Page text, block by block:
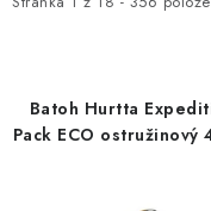
Ceník dopravy
o
r
Batoh Hurtta
Pack ECO ostružinový